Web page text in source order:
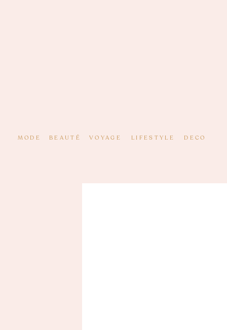
DECO
LIFESTYLE
VOYAGE
BEAUTÉ
MODE